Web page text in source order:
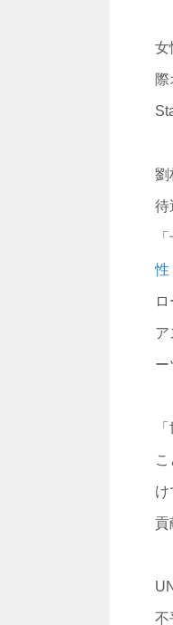
女
劉
待
「
性
ア
ー
け
貢
不